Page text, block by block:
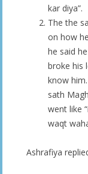
kar diya”.
The the
on how
he said
broke his
know
sath
went like
waqt
Ashrafiya